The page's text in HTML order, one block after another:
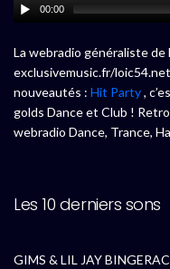
00:00
La webradio généraliste de
exclusivemusic.fr/
nouveautés : Hit Party,
golds Dance et Club !
webradio Dance, Trance,
Les 10 derniers sons
GIMS & LIL JAY